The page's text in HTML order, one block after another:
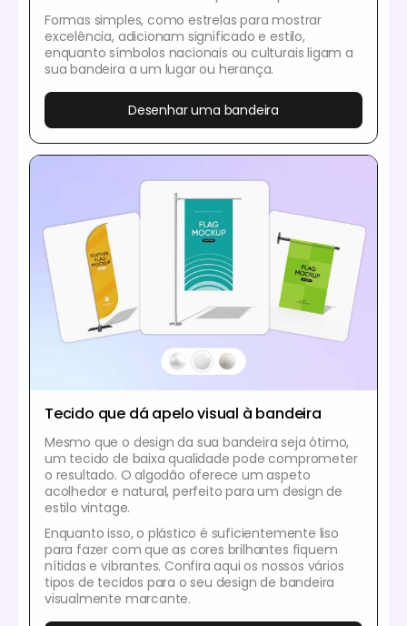
Formas simples, como estrelas para mostrar
excelência, adicionam significado e estilo,
enquanto símbolos nacionais ou culturais ligam a
sua bandeira a um lugar ou herança.
Desenhar uma bandeira
Tecido que dá apelo visual à bandeira
Mesmo que o design da sua bandeira seja ótimo,
um tecido de baixa qualidade pode comprometer
o resultado. O algodão oferece um aspeto
acolhedor e natural, perfeito para um design de
estilo vintage.
Enquanto isso, o plástico é suficientemente liso
para fazer com que as cores brilhantes fiquem
nítidas e vibrantes. Confira aqui os nossos vários
tipos de tecidos para o seu design de bandeira
visualmente marcante.